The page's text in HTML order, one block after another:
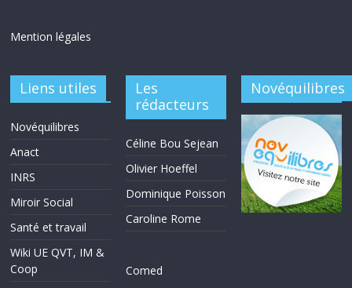
Mention légales
Liens utiles
Novéquilibres
Anact
INRS
Miroir Social
Santé et travail
Wiki UE QVT, IM &
Coop
Les
rédacteurs
Céline Bou Sejean
Olivier Hoeffel
Dominique Poisson
Caroline Rome
Comed
Novéquilibres